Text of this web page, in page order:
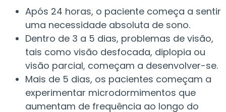
Após 24 horas, o paciente começa a sentir
uma necessidade absoluta de sono.
Dentro de 3 a 5 dias, problemas de visão,
tais como visão desfocada, diplopia ou
visão parcial, começam a desenvolver-se.
Mais de 5 dias, os pacientes começam a
experimentar microdormimentos que
aumentam de frequência ao longo do